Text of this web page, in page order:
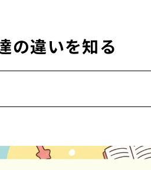
の違いを知る